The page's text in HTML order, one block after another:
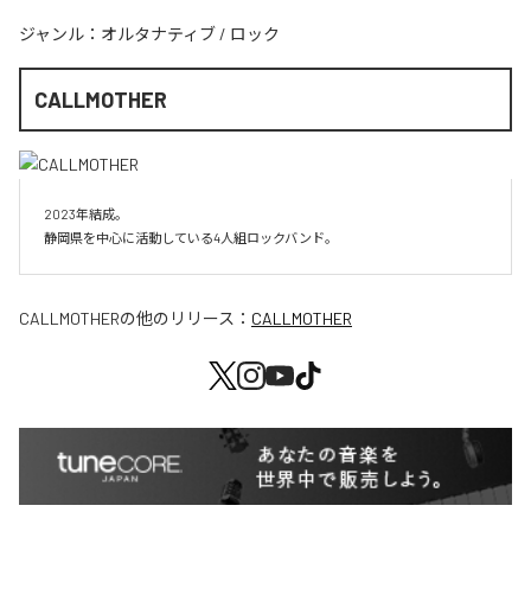
ジャンル： オルタナティブ / ロック
CALLMOTHER
2023年結成。
静岡県を中心に活動している4人組ロックバンド。
CALLMOTHERの他のリリース： CALLMOTHER